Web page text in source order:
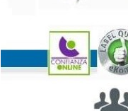
de cada mes. Se
acceso, dispones de
evaluación
operativo y